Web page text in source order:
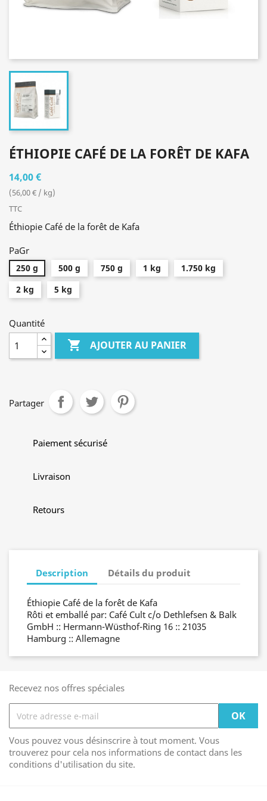
ÉTHIOPIE CAFÉ DE LA FORÊT DE KAFA
14,00 €
(56,00 € / kg)
TTC
Éthiopie Café de la forêt de Kafa
PaGr
250 g 500 g 750 g 1 kg
1.750 kg
2 kg
5 kg
Quantité
 AJOUTER AU PANIER
Partager
Paiement sécurisé
Livraison
Retours
Description Détails du produit
Éthiopie Café de la forêt de Kafa
Rôti et emballé par: Café Cult c/o Dethlefsen & Balk
GmbH :: Hermann-Wüsthof-Ring 16 :: 21035
Hamburg :: Allemagne
Recevez nos offres spéciales
Vous pouvez vous désinscrire à tout moment. Vous
trouverez pour cela nos informations de contact dans les
conditions d'utilisation du site.